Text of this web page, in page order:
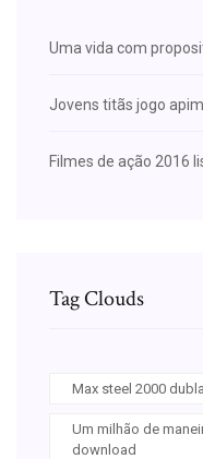
Uma vida com
Jovens titãs jogo
Filmes de ação 2016
Tag Clouds
Max steel 2000
Um milhão de
download